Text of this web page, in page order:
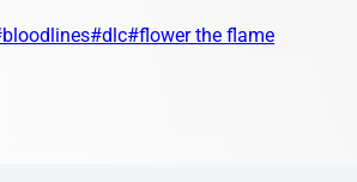
#dlc#flower the flame